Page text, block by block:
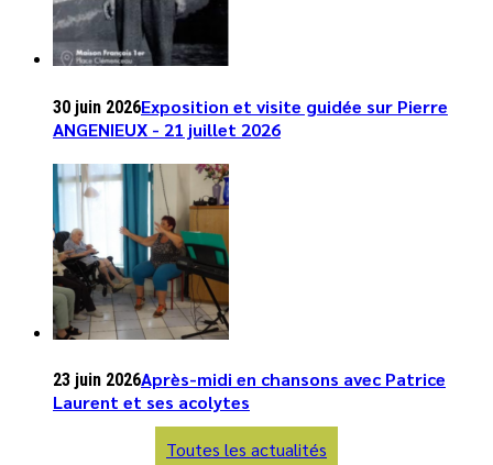
30 juin 2026Exposition et visite guidée sur Pierre
ANGENIEUX - 21 juillet 2026
23 juin 2026Après-midi en chansons avec Patrice
Laurent et ses acolytes
Toutes les actualités